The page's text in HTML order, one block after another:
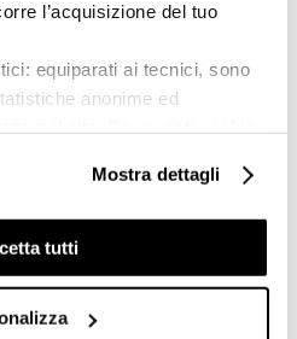
l’acquisizione del tuo
equiparati ai tecnici, sono
anonime ed
sono utilizzati, solo
le tue abitudini di
avvisi pubblicitari mirati, in
uno dei bottoni sotto
Mostra dettagli
tutti